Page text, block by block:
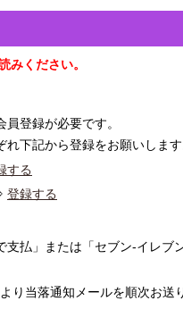
みください。
登録が必要です。
下記から登録をお願いします
する
登録する
払」または「セブン-イレブ
り当落通知メールを順次お送